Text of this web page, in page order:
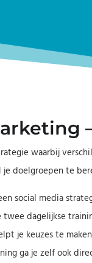
waarbij
doelgroepen te
social media
dagelijkse
je keuzes te
ga je zelf ook